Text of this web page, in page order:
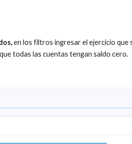
en los filtros ingresar el ejercicio que
todas las cuentas tengan saldo cero.